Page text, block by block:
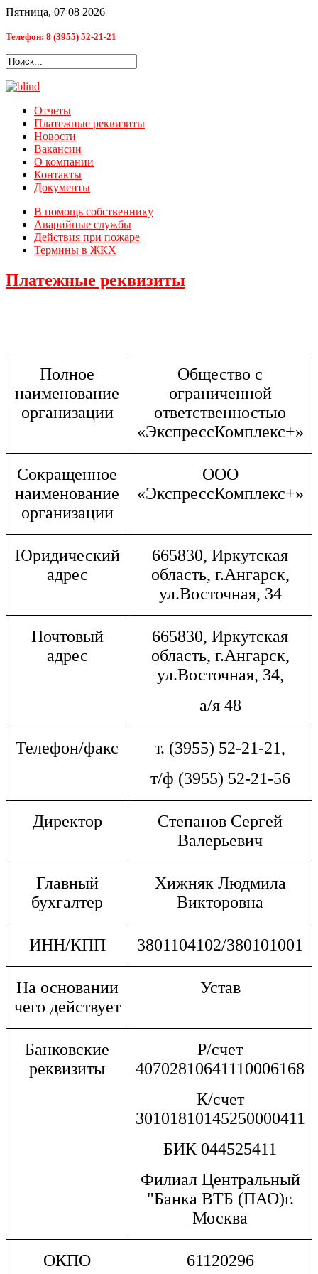
Пятница, 07 08 2026
Телефон: 8 (3955) 52-21-21
Отчеты
Платежные реквизиты
Новости
Вакансии
О компании
Контакты
Документы
В помощь собственнику
Аварийные службы
Действия при пожаре
Термины в ЖКХ
Платежные реквизиты
Полное
наименование
организации
Общество с
ограниченной
ответственностью
«ЭкспрессКомплекс+»
Сокращенное
наименование
организации
ООО
«ЭкспрессКомплекс+»
Юридический
адрес
665830, Иркутская
область, г.Ангарск,
ул.Восточная, 34
Почтовый
адрес
665830, Иркутская
область, г.Ангарск,
ул.Восточная, 34,
а/я 48
Телефон/факс
т. (3955) 52-21-21,
т/ф (3955) 52-21-56
Директор
Степанов Сергей
Валерьевич
Главный
бухгалтер
Хижняк Людмила
Викторовна
ИНН/КПП 3801104102/380101001
На основании
чего действует
Устав
Банковские
реквизиты
Р/счет
40702810641110006168
К/счет
30101810145250000411
БИК 044525411
Филиал Центральный
"Банка ВТБ (ПАО)г.
Москва
ОКПО 61120296